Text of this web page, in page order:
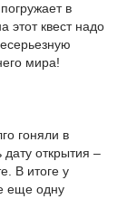
в
этот квест надо
мира!
гоняли в
открытия –
В итоге у
еще одну